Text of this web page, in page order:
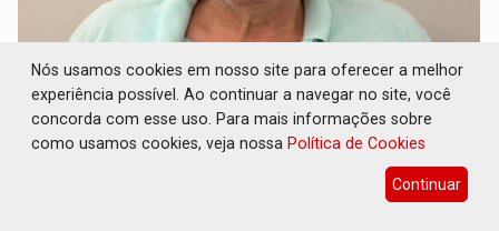
CONTA DIFÍCIL: Com as novidades na corrida
ao Senado as contas ficaram mais difíceis -
Por Carlos Sperança
Os candidatos precisam ganhar bem em Jipa, obter lastro
Nós usamos cookies em nosso site para oferecer a melhor
experiência possível. Ao continuar a navegar no site, você
concorda com esse uso. Para mais informações sobre
como usamos cookies, veja nossa Política de Cookies
Continuar